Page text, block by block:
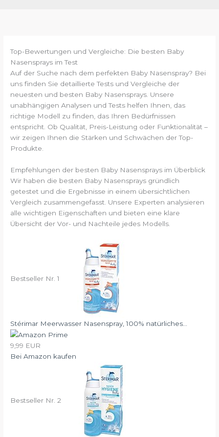
Top-Bewertungen und Vergleiche: Die besten Baby
Nasensprays im Test
Auf der Suche nach dem perfekten Baby Nasenspray? Bei
uns finden Sie detaillierte Tests und Vergleiche der
neuesten und besten Baby Nasensprays. Unsere
unabhängigen Analysen und Tests helfen Ihnen, das
richtige Modell zu finden, das Ihren Bedürfnissen
entspricht. Ob Qualität, Preis-Leistung oder Funktionalität –
wir zeigen Ihnen die Stärken und Schwächen der Top-
Produkte.
Empfehlungen der besten Baby Nasensprays im Überblick
Wir haben die besten Baby Nasensprays gründlich
getestet und die Ergebnisse in einem übersichtlichen
Vergleich zusammengefasst. Unsere Experten analysieren
alle wichtigen Eigenschaften und bieten eine klare
Übersicht der Vor- und Nachteile jedes Modells.
Bestseller Nr. 1
Stérimar Meerwasser Nasenspray, 100% natürliches...
9,99 EUR
Bei Amazon kaufen
Bestseller Nr. 2